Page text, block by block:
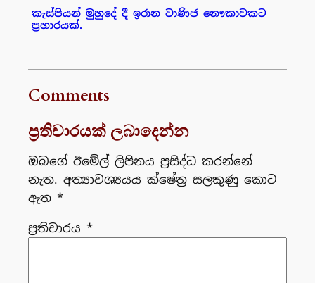
කැස්පියන් මුහුදේ දී ඉරාන වාණිජ නෞකාවකට
ප්‍රහාරයක්.
Comments
ප්‍රතිචාරයක් ලබාදෙන්න
ඔබගේ ඊමේල් ලිපිනය ප්‍රසිද්ධ කරන්නේ
නැත. අත්‍යාවශ්‍යයය ක්ෂේත්‍ර සලකුණු කොට
ඇත *
ප්‍රතිචාරය *